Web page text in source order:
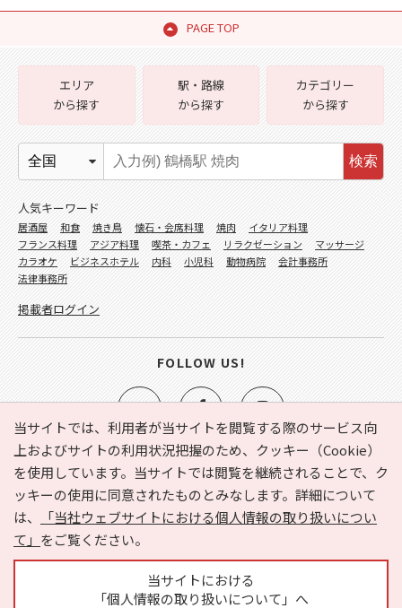
PAGE TOP
当サイトでは、利用者が当サイトを閲覧する際のサービス向
上およびサイトの利用状況把握のため、クッキー（Cookie）
を使用しています。当サイトでは閲覧を継続されることで、ク
ッキーの使用に同意されたものとみなします。詳細について
は、
「当社ウェブサイトにおける個人情報の取り扱いについ
て」 をご覧ください。
当サイトにおける
「個人情報の取り扱いについて」へ
e-NAVITA（イーナビタ）とは？ お気に入り
ヘルプ
利用規約
個人情報の取り扱いについて
運営会社
サイトマップ
広告掲載に関するお問い合わせ
エリア
から探す
駅・路線
から探す
カテゴリー
から探す
検索
人気キーワード
居酒屋 和食 焼き鳥 懐石・会席料理 焼肉
イタリア料理
フランス料理
アジア料理 喫茶・カフェ リラクゼーション
マッサージ
カラオケ
ビジネスホテル 内科 小児科 動物病院
会計事務所
法律事務所
掲載者ログイン
FOLLOW US!